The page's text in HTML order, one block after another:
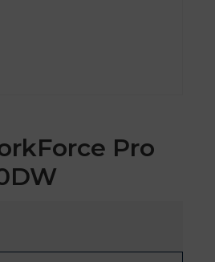
Pro